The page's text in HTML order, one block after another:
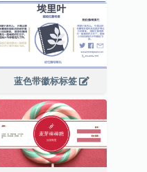
蓝色带徽标标签